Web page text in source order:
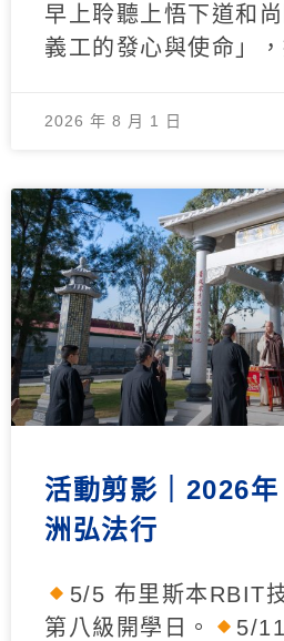
早上聆聽上悟下道和
義工的發心與使命」
2026 年 8 月 1 日
活動剪影｜2026
洲弘法行
5/5 布里斯本RBIT
第八級開學日。
5/